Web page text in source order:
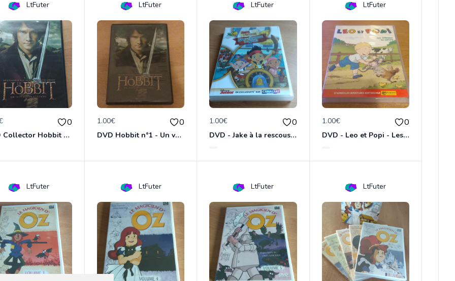
LtFuter
0
DVD Collector Hobbit n°1 - Un voyage inattendu
LtFuter
1.00€ 0
DVD Hobbit n°1 - Un voyage inattendu
LtFuter
1.00€ 0
DVD - Jake à la rescousse de Bucky
LtFuter
1.00€ 0
DVD - Leo et Popi - Les animaux de la nature
LtFuter LtFuter LtFuter LtFuter